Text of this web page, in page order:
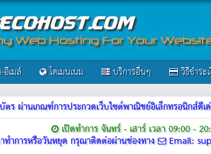
เมล์ โดเมนเนม บริการอื่นๆ วิธีชำระ
ตร ผ่านเกณฑ์การประกวดเว็บไซต์พาณิชย์อิเล็กทรอนิกส์
เปิดทำการ จันทร์ - เสาร์ เวลา 09:00 -
ทำการหรือวันหยุด กรุณาติดต่อผ่านช่องทาง Email: